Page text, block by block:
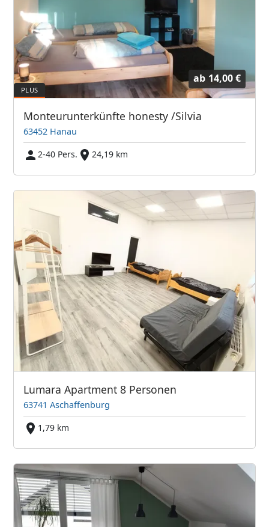
ab 14,00 €
Monteurunterkünfte honesty /Silvia
63452 Hanau
2-40 Pers.
24,19 km
Lumara Apartment 8 Personen
63741 Aschaffenburg
1,79 km